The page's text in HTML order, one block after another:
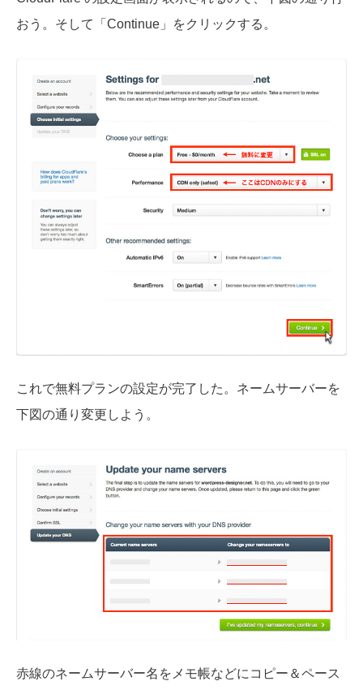
おう。そして「Continue」をクリックする。
これで無料プランの設定が完了した。ネームサーバーを
下図の通り変更しよう。
赤線のネームサーバー名をメモ帳などにコピー＆ペース